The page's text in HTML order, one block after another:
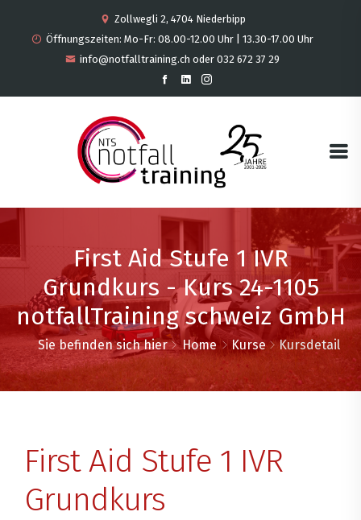
Zollwegli 2, 4704 Niederbipp
Öffnungszeiten: Mo-Fr: 08.00-12.00 Uhr | 13.30-17.00 Uhr
info@notfalltraining.ch oder 032 672 37 29
First Aid Stufe 1 IVR
Grundkurs - Kurs 24-1105
notfallTraining schweiz GmbH
Sie befinden sich hier Home Kurse Kursdetail
First Aid Stufe 1 IVR
Grundkurs